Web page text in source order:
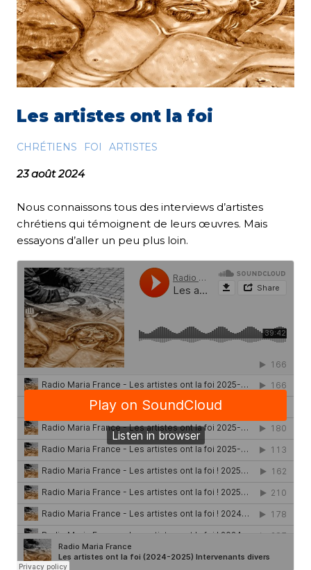
Les artistes ont la foi
CHRÉTIENS FOI ARTISTES
23 août 2024
Nous connaissons tous des interviews d’artistes
chrétiens qui témoignent de leurs œuvres. Mais
essayons d’aller un peu plus loin.